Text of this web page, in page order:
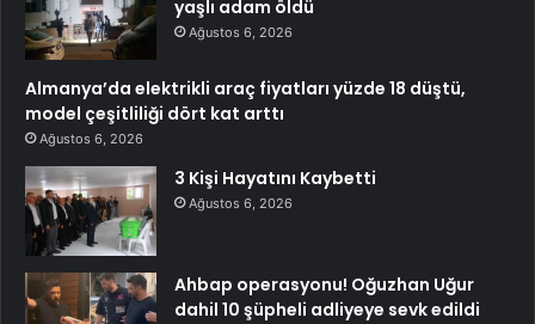
yaşlı adam öldü
Ağustos 6, 2026
Almanya’da elektrikli araç fiyatları yüzde 18 düştü,
model çeşitliliği dört kat arttı
Ağustos 6, 2026
3 Kişi Hayatını Kaybetti
Ağustos 6, 2026
Ahbap operasyonu! Oğuzhan Uğur
dahil 10 şüpheli adliyeye sevk edildi